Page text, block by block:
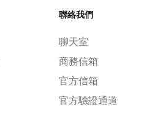
聯絡我們
聊天室
商務信箱
官方信箱
官方驗證通道